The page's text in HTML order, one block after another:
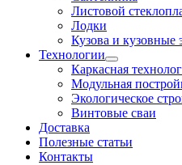
Листовой
Лодки
Кузова и кузовные
Технологии
Каркасная
Модульная
Экологическое
Винтовые сваи
Доставка
Полезные статьи
Контакты